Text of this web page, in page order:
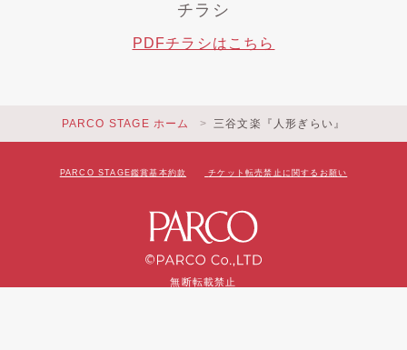
チラシ
PDFチラシはこちら
PARCO STAGE ホーム 三谷文楽『人形ぎらい』
PARCO STAGE鑑賞基本約款 チケット転売禁止に関するお願い
無断転載禁止